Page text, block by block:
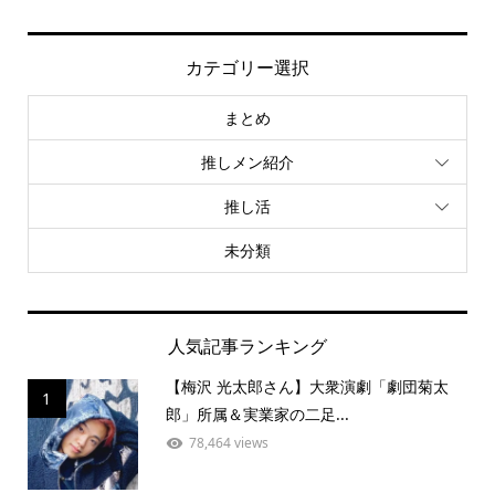
カテゴリー選択
まとめ
推しメン紹介
推し活
未分類
人気記事ランキング
1
【梅沢 光太郎さん】大衆演劇「劇団菊太
郎」所属＆実業家の二足...
78,464 views